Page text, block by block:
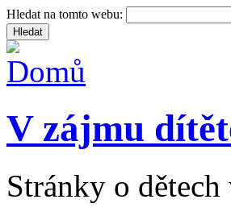
Hledat na tomto webu:
V zájmu
Stránky o